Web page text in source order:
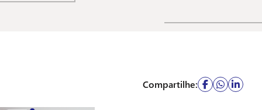
Compartilhe: